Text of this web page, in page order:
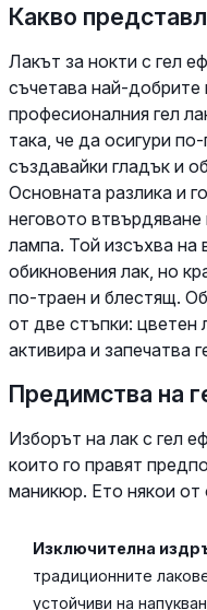
Какво
Лакът за нокти с гел
съчетава най-добрите
професионалния гел
така, че да осигури
създавайки гладък и
Основната разлика и
неговото
лампа. Той изсъхва на
обикновения лак, но
по-траен и блестящ.
от две стъпки: цветен
активира и запечатва
Предимства на
Изборът на лак с гел
които го правят
маникюр. Ето някои
Изключителна
традиционните
устойчиви на